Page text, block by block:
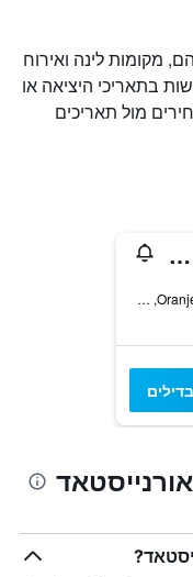
מקומות לינה ואירוח
בתאריכי היציאה או
מול תאריכים
The Old Gin House
Oranjebaai 1, Oranjestad, הולנד הקאריביית